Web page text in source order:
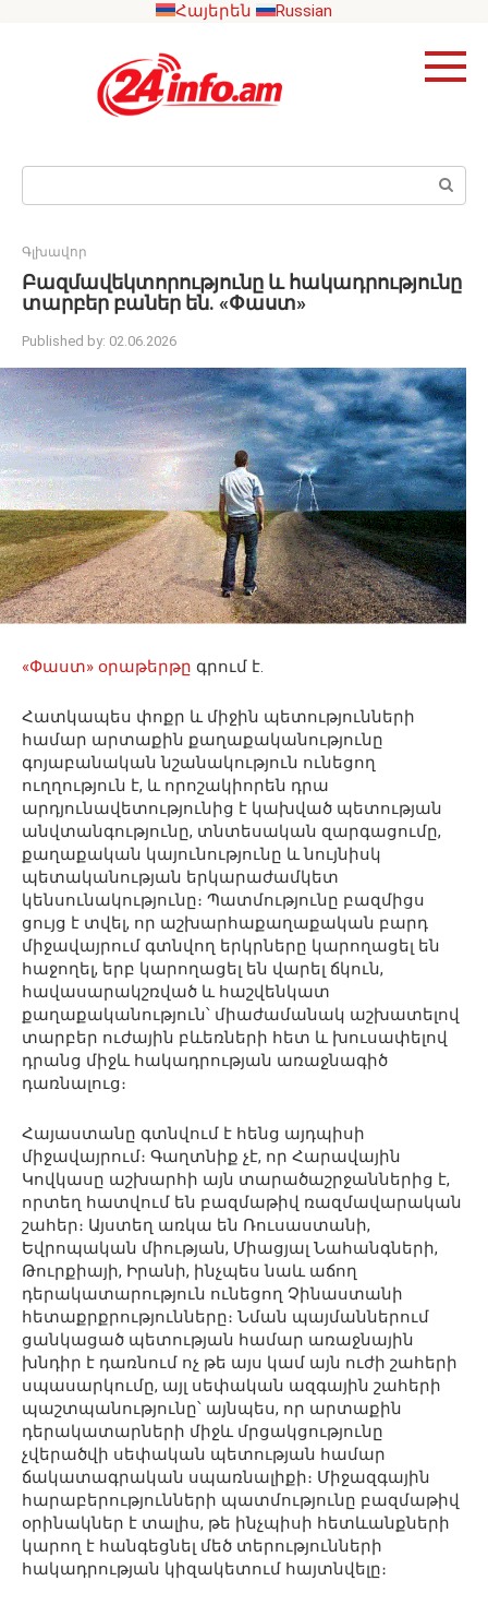
Հայերեն Russian
Search:
Գլխավոր
Բազմավեկտորությունը և հակադրությունը
տարբեր բաներ են. «Փաստ»
Published by: 02.06.2026
«Փաստ» օրաթերթը գրում է.
Հատկապես փոքր և միջին պետությունների
համար արտաքին քաղաքականությունը
գոյաբանական նշանակություն ունեցող
ուղղություն է, և որոշակիորեն դրա
արդյունավետությունից է կախված պետության
անվտանգությունը, տնտեսական զարգացումը,
քաղաքական կայունությունը և նույնիսկ
պետականության երկարաժամկետ
կենսունակությունը։ Պատմությունը բազմիցս
ցույց է տվել, որ աշխարհաքաղաքական բարդ
միջավայրում գտնվող երկրները կարողացել են
հաջողել, երբ կարողացել են վարել ճկուն,
հավասարակշռված և հաշվենկատ
քաղաքականություն՝ միաժամանակ աշխատելով
տարբեր ուժային բևեռների հետ և խուսափելով
դրանց միջև հակադրության առաջնագիծ
դառնալուց։
Հայաստանը գտնվում է հենց այդպիսի
միջավայրում։ Գաղտնիք չէ, որ Հարավային
Կովկասը աշխարհի այն տարածաշրջաններից է,
որտեղ հատվում են բազմաթիվ ռազմավարական
շահեր։ Այստեղ առկա են Ռուսաստանի,
Եվրոպական միության, Միացյալ Նահանգների,
Թուրքիայի, Իրանի, ինչպես նաև աճող
դերակատարություն ունեցող Չինաստանի
հետաքրքրությունները։ Նման պայմաններում
ցանկացած պետության համար առաջնային
խնդիր է դառնում ոչ թե այս կամ այն ուժի շահերի
սպասարկումը, այլ սեփական ազգային շահերի
պաշտպանությունը՝ այնպես, որ արտաքին
դերակատարների միջև մրցակցությունը
չվերածվի սեփական պետության համար
ճակատագրական սպառնալիքի։ Միջազգային
հարաբերությունների պատմությունը բազմաթիվ
օրինակներ է տալիս, թե ինչպիսի հետևանքների
կարող է հանգեցնել մեծ տերությունների
հակադրության կիզակետում հայտնվելը։